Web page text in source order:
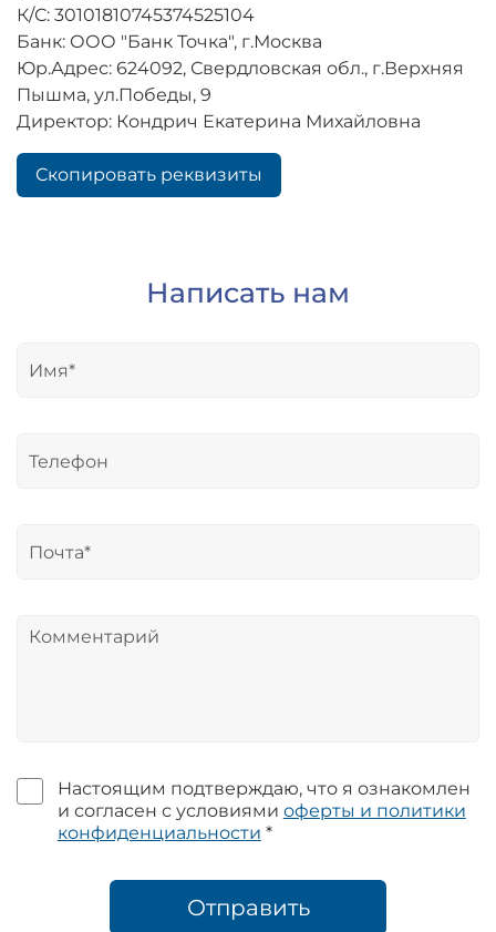
К/С: 30101810745374525104
Банк: ООО "Банк Точка", г.Москва
Юр.Адрес: 624092, Свердловская обл., г.Верхняя
Пышма, ул.Победы, 9
Директор: Кондрич Екатерина Михайловна
Скопировать реквизиты
Написать нам
Настоящим подтверждаю, что я ознакомлен
и согласен с условиями оферты и политики
конфиденциальности *
Отправить